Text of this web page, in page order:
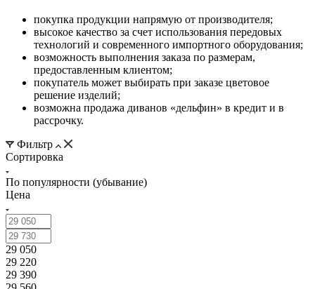
покупка продукции напрямую от производителя;
высокое качество за счет использования передовых
технологий и современного импортного оборудования;
возможность выполнения заказа по размерам,
предоставленным клиентом;
покупатель может выбирать при заказе цветовое
решение изделий;
возможна продажа диванов «дельфин» в кредит и в
рассрочку.
Фильтр
Сортировка
По популярности (убывание)
Цена
29 050
29 220
29 390